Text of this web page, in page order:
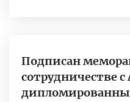
Подписан
сотрудничестве